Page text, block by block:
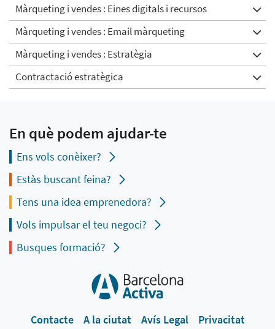
Màrqueting i vendes : Eines digitals i recursos
Màrqueting i vendes : Email màrqueting
Màrqueting i vendes : Estratègia
Contractació estratègica
En què podem ajudar-te
Ens vols conèixer?
Estàs buscant feina?
Tens una idea emprenedora?
Vols impulsar el teu negoci?
Busques formació?
Contacte A la ciutat Avís Legal Privacitat